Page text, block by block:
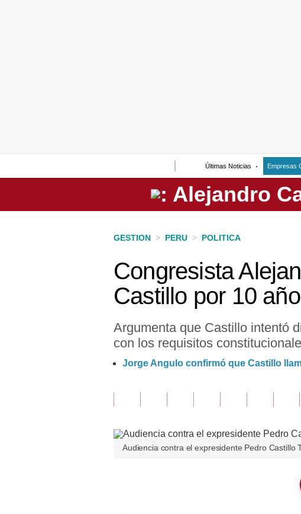
Últimas Noticias Empresas
Perú
GESTION > PERU > POLITICA
Congresista
Castillo por 10
Argumenta que Castillo intentó
con los requisitos
Jorge Angulo confirmó que Castillo
Audiencia contra el expresidente Pedro Castillo